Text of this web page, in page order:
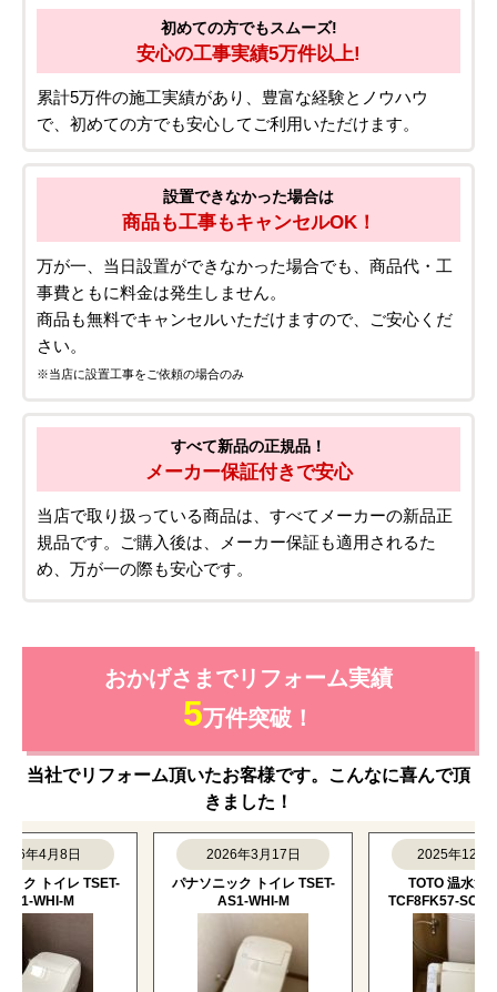
初めての方でもスムーズ!
安心の工事実績5万件以上!
累計5万件の施工実績があり、豊富な経験とノウハウ
で、初めての方でも安心してご利用いただけます。
設置できなかった場合は
商品も工事もキャンセルOK！
万が一、当日設置ができなかった場合でも、商品代・工
事費ともに料金は発生しません。
商品も無料でキャンセルいただけますので、ご安心くだ
さい。
※当店に設置工事をご依頼の場合のみ
すべて新品の正規品！
メーカー保証付きで安心
当店で取り扱っている商品は、すべてメーカーの新品正
規品です。ご購入後は、メーカー保証も適用されるた
め、万が一の際も安心です。
おかげさまでリフォーム実績
5万件突破！
当社でリフォーム頂いたお客様です。こんなに喜んで頂
きました！
4月8日
トイレ TSET-
M
2026年3月17日
パナソニック トイレ TSET-
AS1-WHI-M
2025年12月11日
TOTO 温水洗浄便座
TCF8FK57-SC1-